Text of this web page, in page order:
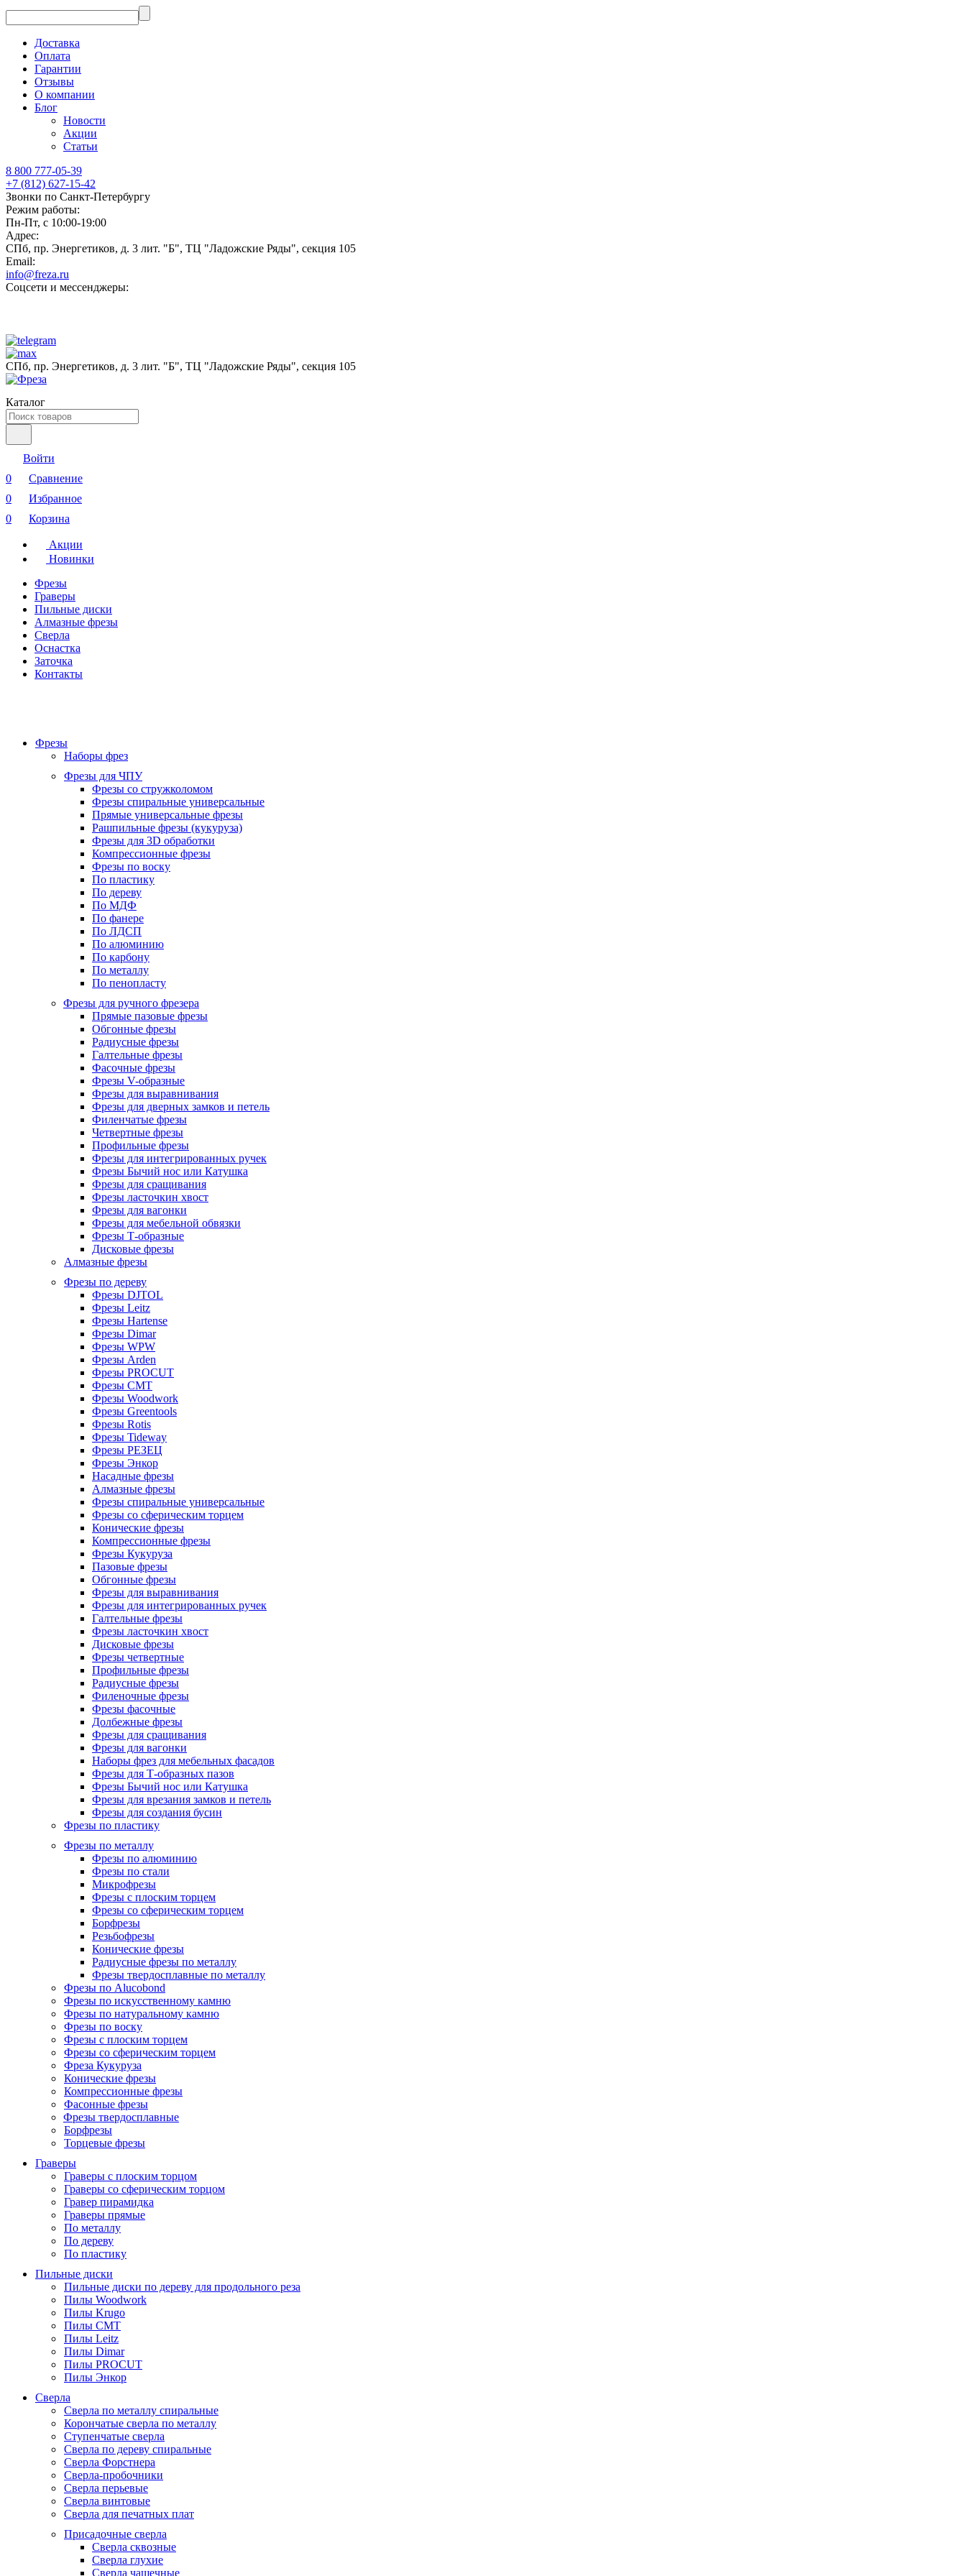
Доставка
Оплата
Гарантии
Отзывы
О компании
Блог
Новости
Акции
Статьи
8 800 777-05-39
+7 (812) 627-15-42
Звонки по Санкт-Петербургу
Режим работы:
Пн-Пт, с 10:00-19:00
Адрес:
СПб, пр. Энергетиков, д. 3 лит. "Б", ТЦ "Ладожские Ряды", секция 105
Email:
info@freza.ru
Соцсети и мессенджеры:
СПб, пр. Энергетиков, д. 3 лит. "Б", ТЦ "Ладожские Ряды", секция 105
Каталог
Войти
0
Сравнение
0
Избранное
0
Корзина
Акции
Новинки
Фрезы
Граверы
Пильные диски
Алмазные фрезы
Сверла
Оснастка
Заточка
Контакты
Фрезы
Наборы фрез
Фрезы для ЧПУ
Фрезы со стружколомом
Фрезы спиральные универсальные
Прямые универсальные фрезы
Рашпильные фрезы (кукуруза)
Фрезы для 3D обработки
Компрессионные фрезы
Фрезы по воску
По пластику
По дереву
По МДФ
По фанере
По ЛДСП
По алюминию
По карбону
По металлу
По пенопласту
Фрезы для ручного фрезера
Прямые пазовые фрезы
Обгонные фрезы
Радиусные фрезы
Галтельные фрезы
Фасочные фрезы
Фрезы V-образные
Фрезы для выравнивания
Фрезы для дверных замков и петель
Филенчатые фрезы
Четвертные фрезы
Профильные фрезы
Фрезы для интегрированных ручек
Фрезы Бычий нос или Катушка
Фрезы для сращивания
Фрезы ласточкин хвост
Фрезы для вагонки
Фрезы для мебельной обвязки
Фрезы Т-образные
Дисковые фрезы
Алмазные фрезы
Фрезы по дереву
Фрезы DJTOL
Фрезы Leitz
Фрезы Hartense
Фрезы Dimar
Фрезы WPW
Фрезы Arden
Фрезы PROCUT
Фрезы СМТ
Фрезы Woodwork
Фрезы Greentools
Фрезы Rotis
Фрезы Tideway
Фрезы РЕЗЕЦ
Фрезы Энкор
Насадные фрезы
Алмазные фрезы
Фрезы спиральные универсальные
Фрезы со сферическим торцем
Конические фрезы
Компрессионные фрезы
Фрезы Кукуруза
Пазовые фрезы
Обгонные фрезы
Фрезы для выравнивания
Фрезы для интегрированных ручек
Галтельные фрезы
Фрезы ласточкин хвост
Дисковые фрезы
Фрезы четвертные
Профильные фрезы
Радиусные фрезы
Филеночные фрезы
Фрезы фасочные
Долбежные фрезы
Фрезы для сращивания
Фрезы для вагонки
Наборы фрез для мебельных фасадов
Фрезы для Т-образных пазов
Фрезы Бычий нос или Катушка
Фрезы для врезания замков и петель
Фрезы для создания бусин
Фрезы по пластику
Фрезы по металлу
Фрезы по алюминию
Фрезы по стали
Микрофрезы
Фрезы с плоским торцем
Фрезы со сферическим торцем
Борфрезы
Резьбофрезы
Конические фрезы
Радиусные фрезы по металлу
Фрезы твердосплавные по металлу
Фрезы по Alucobond
Фрезы по искусственному камню
Фрезы по натуральному камню
Фрезы по воску
Фрезы с плоским торцем
Фрезы со сферическим торцем
Фреза Кукуруза
Конические фрезы
Компрессионные фрезы
Фасонные фрезы
Фрезы твердосплавные
Борфрезы
Торцевые фрезы
Граверы
Граверы с плоским торцом
Граверы со сферическим торцом
Гравер пирамидка
Граверы прямые
По металлу
По дереву
По пластику
Пильные диски
Пильные диски по дереву для продольного реза
Пилы Woodwork
Пилы Krugo
Пилы CMT
Пилы Leitz
Пилы Dimar
Пилы PROCUT
Пилы Энкор
Сверла
Сверла по металлу спиральные
Корончатые сверла по металлу
Ступенчатые сверла
Сверла по дереву спиральные
Сверла Форстнера
Сверла-пробочники
Сверла перьевые
Сверла винтовые
Сверла для печатных плат
Присадочные сверла
Сверла сквозные
Сверла глухие
Сверла чашечные